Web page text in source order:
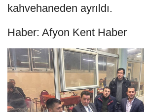
kahvehaneden ayrıldı.
Haber: Afyon Kent Haber